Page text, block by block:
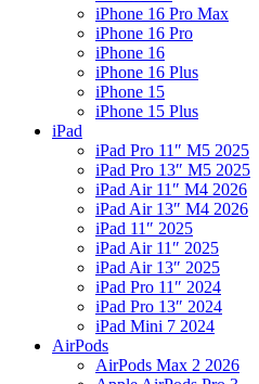
iPhone 16 Pro Max
iPhone 16 Pro
iPhone 16
iPhone 16 Plus
iPhone 15
iPhone 15 Plus
iPad
iPad Pro 11″ M5 2025
iPad Pro 13″ M5 2025
iPad Air 11″ M4 2026
iPad Air 13″ M4 2026
iPad 11″ 2025
iPad Air 11″ 2025
iPad Air 13″ 2025
iPad Pro 11″ 2024
iPad Pro 13″ 2024
iPad Mini 7 2024
AirPods
AirPods Max 2 2026